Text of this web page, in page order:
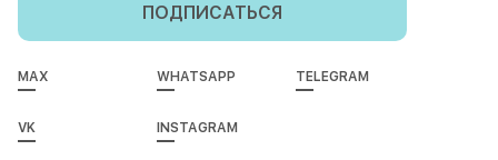
ПОДПИСАТЬСЯ
MAX WHATSAPP TELEGRAM
VK INSTAGRAM